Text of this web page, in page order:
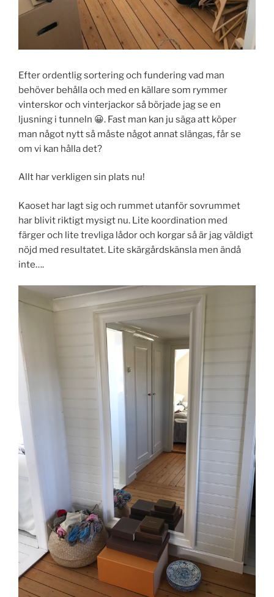
Efter ordentlig sortering och fundering vad man
behöver behålla och med en källare som rymmer
vinterskor och vinterjackor så började jag se en
ljusning i tunneln 😀. Fast man kan ju säga att köper
man något nytt så måste något annat slängas, får se
om vi kan hålla det?
Allt har verkligen sin plats nu!
Kaoset har lagt sig och rummet utanför sovrummet
har blivit riktigt mysigt nu. Lite koordination med
färger och lite trevliga lådor och korgar så är jag väldigt
nöjd med resultatet. Lite skärgårdskänsla men ändå
inte….